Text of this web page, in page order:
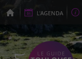
L'AGENDA